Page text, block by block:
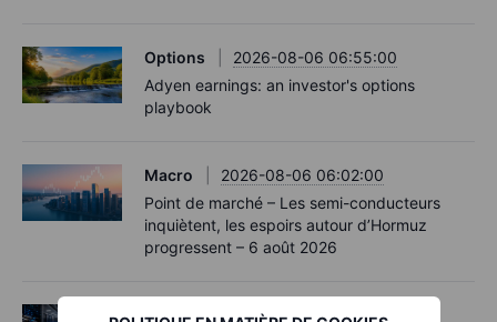
Options
2026-08-06 06:55:00
Adyen earnings: an investor's options
playbook
Macro
2026-08-06 06:02:00
Point de marché – Les semi-conducteurs
inquiètent, les espoirs autour d’Hormuz
progressent – 6 août 2026
Actions 2026-08-06 06:00:00